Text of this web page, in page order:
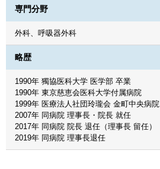
専門分野
外科、呼吸器外科
略歴
1990年 獨協医科大学 医学部 卒業
1990年 東京慈恵会医科大学付属病院
1999年 医療法人社団玲瓏会 金町中央病院
2007年 同病院 理事長・院長 就任
2017年 同病院 院長 退任（理事長 留任）
2019年 同病院 理事長退任